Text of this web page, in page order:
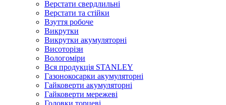
Верстати свердлильні
Верстати та стійки
Взуття робоче
Викрутки
Викрутки акумуляторні
Висоторізи
Вологоміри
Вся продукція STANLEY
Газонокосарки акумуляторні
Гайковерти акумуляторні
Гайковерти мережеві
Головки торцеві